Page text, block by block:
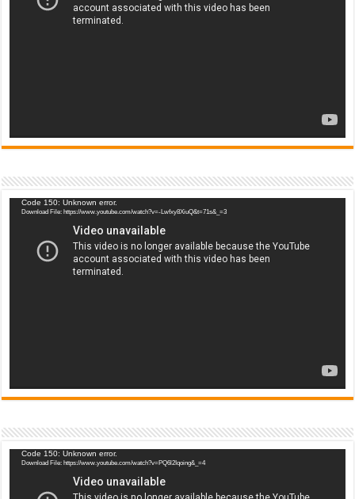
Video
Player
Code 150: Unknown error.
Download File: https://www.youtube.com/watch?v=-Lwfxy8XiuQ&t=71s&_=3
Video
Player
Code 150: Unknown error.
Download File: https://www.youtube.com/watch?v=PQ6l2Iqoing&_=4